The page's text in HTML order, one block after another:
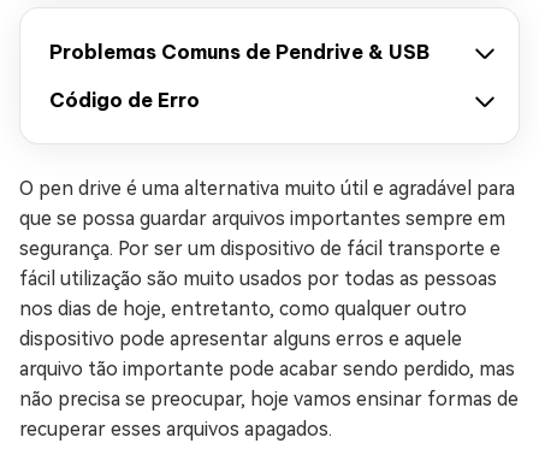
Problemas Comuns de Pendrive & USB
Código de Erro
O pen drive é uma alternativa muito útil e agradável para
que se possa guardar arquivos importantes sempre em
segurança. Por ser um dispositivo de fácil transporte e
fácil utilização são muito usados por todas as pessoas
nos dias de hoje, entretanto, como qualquer outro
dispositivo pode apresentar alguns erros e aquele
arquivo tão importante pode acabar sendo perdido, mas
não precisa se preocupar, hoje vamos ensinar formas de
recuperar esses arquivos apagados.